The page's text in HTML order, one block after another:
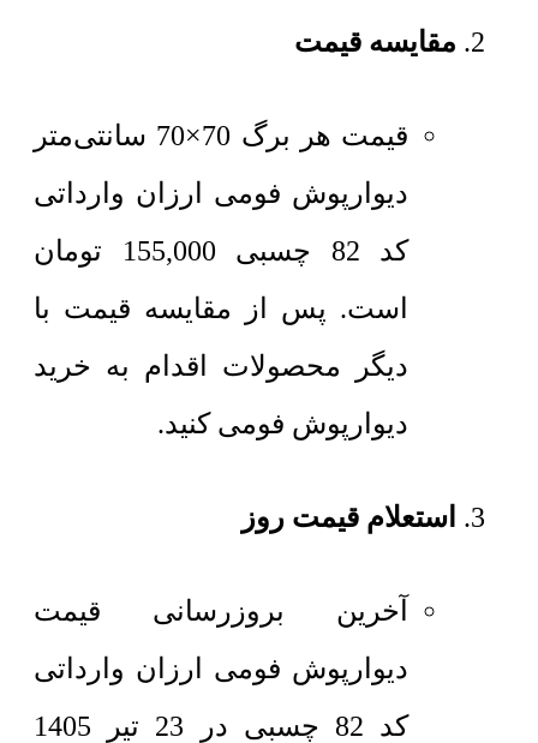
مقایسه قیمت
قیمت هر برگ 70×70 سانتی‌متر
دیوارپوش فومی ارزان وارداتی
کد 82 چسبی
155,000
تومان
است. پس از مقایسه قیمت با
دیگر محصولات اقدام به خرید
دیوارپوش فومی کنید.
استعلام قیمت روز
آخرین بروزرسانی قیمت
دیوارپوش فومی ارزان وارداتی
کد 82 چسبی در 23 تیر 1405